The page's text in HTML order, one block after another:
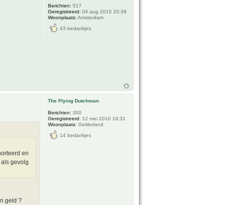
Berichten: 517
Geregistreerd: 04 aug 2015 20:39
Woonplaats: Amsterdam
43 bedankjes
en
gevolg
geld ?
The Flying Dutchman
Berichten: 300
Geregistreerd: 12 mei 2010 18:31
Woonplaats: Gelderland
14 bedankjes